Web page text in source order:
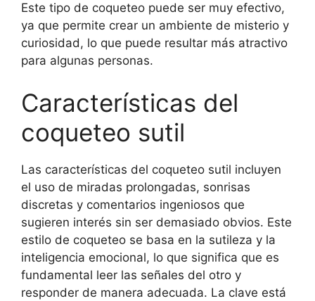
Este tipo de coqueteo puede ser muy efectivo,
ya que permite crear un ambiente de misterio y
curiosidad, lo que puede resultar más atractivo
para algunas personas.
Características del
coqueteo sutil
Las características del coqueteo sutil incluyen
el uso de miradas prolongadas, sonrisas
discretas y comentarios ingeniosos que
sugieren interés sin ser demasiado obvios. Este
estilo de coqueteo se basa en la sutileza y la
inteligencia emocional, lo que significa que es
fundamental leer las señales del otro y
responder de manera adecuada. La clave está